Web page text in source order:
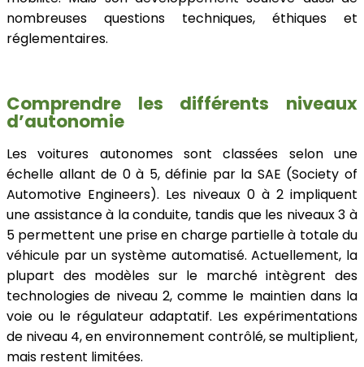
nombreuses questions techniques, éthiques et
réglementaires.
Comprendre les différents niveaux
d’autonomie
Les voitures autonomes sont classées selon une
échelle allant de 0 à 5, définie par la SAE (Society of
Automotive Engineers). Les niveaux 0 à 2 impliquent
une assistance à la conduite, tandis que les niveaux 3 à
5 permettent une prise en charge partielle à totale du
véhicule par un système automatisé. Actuellement, la
plupart des modèles sur le marché intègrent des
technologies de niveau 2, comme le maintien dans la
voie ou le régulateur adaptatif. Les expérimentations
de niveau 4, en environnement contrôlé, se multiplient,
mais restent limitées.